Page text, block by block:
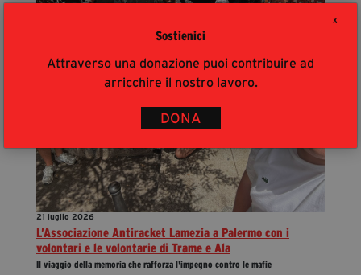
X
Sostienici
Attraverso una donazione puoi contribuire ad
arricchire il nostro lavoro.
DONA
21 luglio 2026
L’Associazione Antiracket Lamezia a Palermo con i
volontari e le volontarie di Trame e Ala
Il viaggio della memoria che rafforza l'impegno contro le mafie